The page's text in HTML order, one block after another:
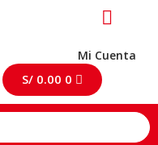
Mi Cuenta
S/ 0.00 0